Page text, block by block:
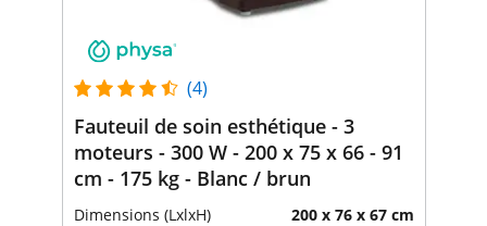
(4)
Fauteuil de soin esthétique - 3
moteurs - 300 W - 200 x 75 x 66 - 91
cm - 175 kg - Blanc / brun
Dimensions (LxlxH) 200 x 76 x 67 cm